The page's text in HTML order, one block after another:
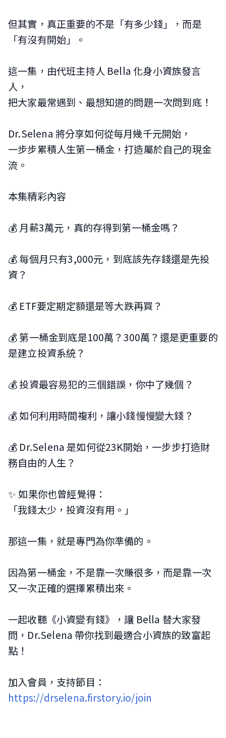
但其實，真正重要的不是「有多少錢」，而是
「有沒有開始」。
這一集，由代班主持人 Bella 化身小資族發言
人，
把大家最常遇到、最想知道的問題一次問到底！
Dr.Selena 將分享如何從每月幾千元開始，
一步步累積人生第一桶金，打造屬於自己的現金
流。
本集精彩內容
💰 月薪3萬元，真的存得到第一桶金嗎？
💰 每個月只有3,000元，到底該先存錢還是先投
資？
💰 ETF要定期定額還是等大跌再買？
💰 第一桶金到底是100萬？300萬？還是更重要的
是建立投資系統？
💰 投資最容易犯的三個錯誤，你中了幾個？
💰 如何利用時間複利，讓小錢慢慢變大錢？
💰 Dr.Selena 是如何從23K開始，一步步打造財
務自由的人生？
✨ 如果你也曾經覺得：
「我錢太少，投資沒有用。」
那這一集，就是專門為你準備的。
因為第一桶金，不是靠一次賺很多，而是靠一次
又一次正確的選擇累積出來。
一起收聽《小資變有錢》，讓 Bella 替大家發
問，Dr.Selena 帶你找到最適合小資族的致富起
點！
加入會員，支持節目：
https://drselena.firstory.io/join